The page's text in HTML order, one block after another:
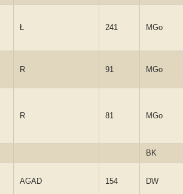
Ł 241 MGo
R 91 MGo
R 81 MGo
BK
AGAD 154 DW